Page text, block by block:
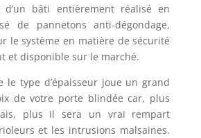
d’un bâti entièrement réalisé en
de pannetons anti-dégondage,
le système en matière de sécurité
et disponible sur le marché.
le type d’épaisseur joue un grand
de votre porte blindée car, plus
plus il sera un vrai rempart
et les intrusions malsaines.